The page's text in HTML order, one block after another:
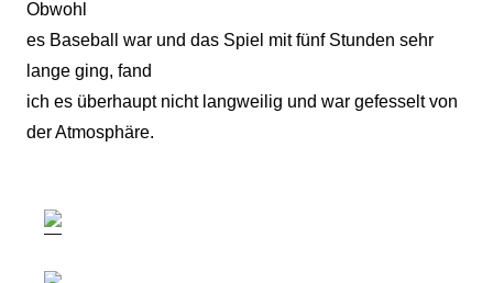
Obwohl
es Baseball war und das Spiel mit fünf Stunden sehr
lange ging, fand
ich es überhaupt nicht langweilig und war gefesselt von
der Atmosphäre.